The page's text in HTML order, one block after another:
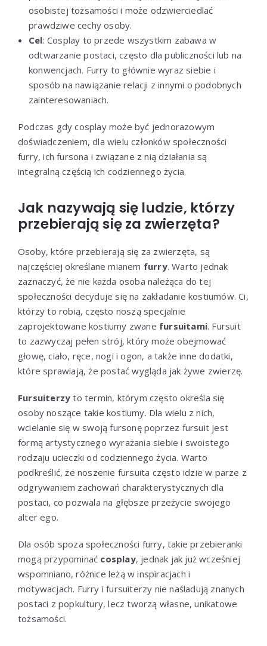
osobistej tożsamości i może odzwierciedlać
prawdziwe cechy osoby.
Cel: Cosplay to przede wszystkim zabawa w
odtwarzanie postaci, często dla publiczności lub na
konwencjach. Furry to głównie wyraz siebie i
sposób na nawiązanie relacji z innymi o podobnych
zainteresowaniach.
Podczas gdy cosplay może być jednorazowym
doświadczeniem, dla wielu członków społeczności
furry, ich fursona i związane z nią działania są
integralną częścią ich codziennego życia.
Jak nazywają się ludzie, którzy
przebierają się za zwierzęta?
Osoby, które przebierają się za zwierzęta, są
najczęściej określane mianem furry. Warto jednak
zaznaczyć, że nie każda osoba należąca do tej
społeczności decyduje się na zakładanie kostiumów. Ci,
którzy to robią, często noszą specjalnie
zaprojektowane kostiumy zwane fursuitami. Fursuit
to zazwyczaj pełen strój, który może obejmować
głowę, ciało, ręce, nogi i ogon, a także inne dodatki,
które sprawiają, że postać wygląda jak żywe zwierzę.
Fursuiterzy to termin, którym często określa się
osoby noszące takie kostiumy. Dla wielu z nich,
wcielanie się w swoją fursonę poprzez fursuit jest
formą artystycznego wyrażania siebie i swoistego
rodzaju ucieczki od codziennego życia. Warto
podkreślić, że noszenie fursuita często idzie w parze z
odgrywaniem zachowań charakterystycznych dla
postaci, co pozwala na głębsze przeżycie swojego
alter ego.
Dla osób spoza społeczności furry, takie przebieranki
mogą przypominać cosplay, jednak jak już wcześniej
wspomniano, różnice leżą w inspiracjach i
motywacjach. Furry i fursuiterzy nie naśladują znanych
postaci z popkultury, lecz tworzą własne, unikatowe
tożsamości.